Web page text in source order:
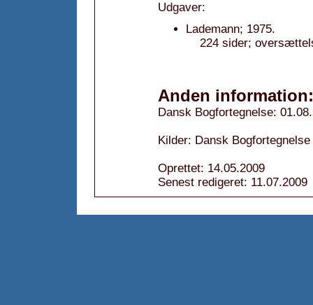
Udgaver:
Lademann; 1975.
224 sider;
Anden information:
Dansk Bogfortegnelse:
Kilder: Dansk
Oprettet: 14.05.2009
Senest redigeret: 11.07.2009